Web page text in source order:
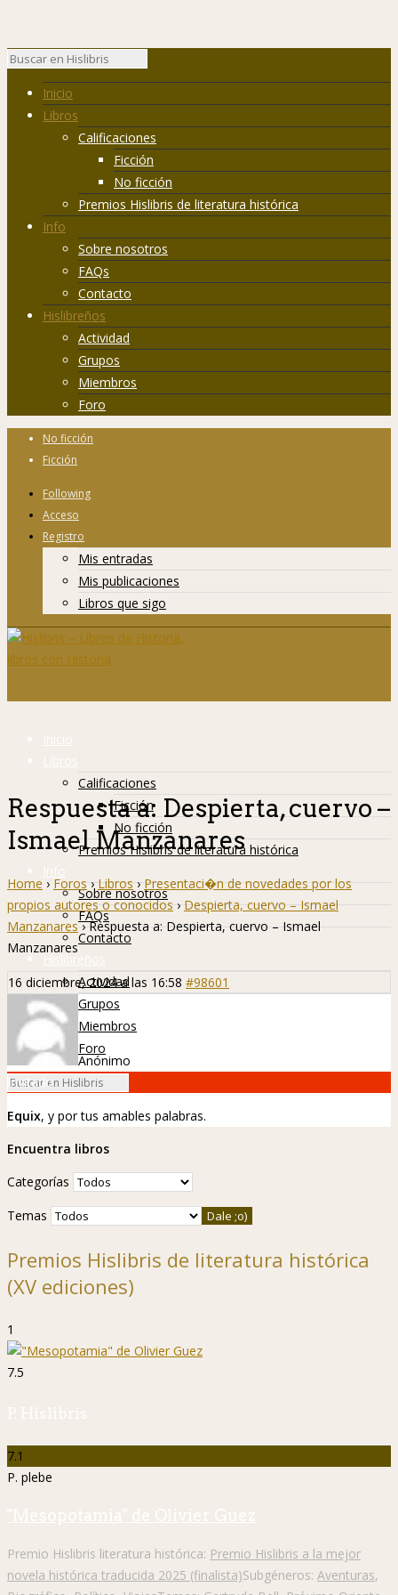
Inicio
Libros
Calificaciones
Ficción
No ficción
Premios Hislibris de literatura histórica
Info
Sobre nosotros
FAQs
Contacto
Hislibreños
Actividad
Grupos
Miembros
Foro
No ficción
Ficción
Following
Acceso
Registro
Mis entradas
Mis publicaciones
Libros que sigo
Inicio
Libros
Calificaciones
Ficción
No ficción
Premios Hislibris de literatura histórica
Info
Sobre nosotros
FAQs
Contacto
Hislibreños
Actividad
Grupos
Miembros
Foro
Respuesta a: Despierta, cuervo –
Ismael Manzanares
Home › Foros › Libros › Presentaci�n de novedades por los
propios autores o conocidos › Despierta, cuervo – Ismael
Manzanares › Respuesta a: Despierta, cuervo – Ismael
Manzanares
16 diciembre, 2024 a las 16:58 #98601
Anónimo
Invitado
Equix, y por tus amables palabras.
Encuentra libros
Categorías
Temas
Premios Hislibris de literatura histórica
(XV ediciones)
1
7.5
P. Hislibris
7.1
P. plebe
"Mesopotamia" de Olivier Guez
Premio Hislibris literatura histórica: Premio Hislibris a la mejor
novela histórica traducida 2025 (finalista)Subgéneros: Aventuras,